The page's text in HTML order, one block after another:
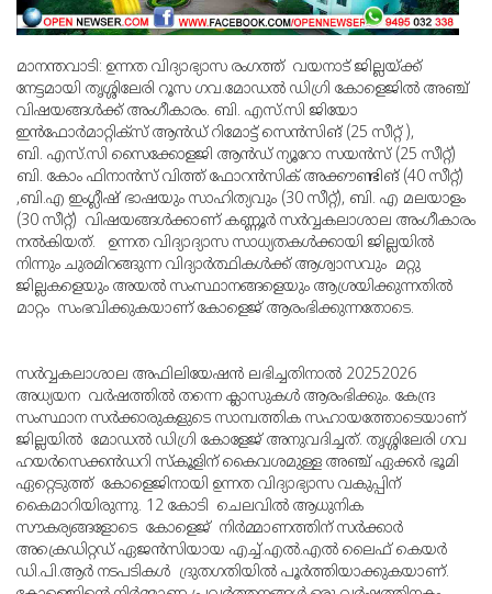
മാനന്തവാടി: ഉന്നത വിദ്യാഭ്യാസ രംഗത്ത് വയനാട് ജില്ലയ്ക്ക്
നേട്ടമായി തൃശ്ശിലേരി റൂസ ഗവ.മോഡല്‍ ഡിഗ്രി കോളെജില്‍ അഞ്ച്
വിഷയങ്ങള്‍ക്ക് അംഗീകാരം. ബി. എസ്.സി ജിയോ
ഇന്‍ഫോര്‍മാറ്റിക്‌സ് ആന്‍ഡ് റിമോട്ട് സെന്‍സിങ് (25 സീറ്റ് ),
ബി. എസ്.സി സൈക്കോളജി ആന്‍ഡ് ന്യൂറോ സയന്‍സ് (25 സീറ്റ്)
ബി. കോം ഫിനാന്‍സ് വിത്ത് ഫോറന്‍സിക് അക്കൗണ്ടിങ് (40 സീറ്റ്)
,ബി.എ ഇംഗ്ലീഷ് ഭാഷയും സാഹിത്യവും (30 സീറ്റ്), ബി. എ മലയാളം
(30 സീറ്റ്) വിഷയങ്ങള്‍ക്കാണ് കണ്ണൂര്‍ സര്‍വ്വകലാശാല അംഗീകാരം
നല്‍കിയത്. ഉന്നത വിദ്യാദ്യാസ സാധ്യതകള്‍ക്കായി ജില്ലയില്‍
നിന്നും ചുരമിറങ്ങുന്ന വിദ്യാര്‍ത്ഥികള്‍ക്ക് ആശ്വാസവും മറ്റു
ജില്ലകളെയും അയല്‍ സംസ്ഥാനങ്ങളെയും ആശ്രയിക്കുന്നതില്‍
മാറ്റം സംഭവിക്കുകയാണ് കോളെജ് ആരംഭിക്കുന്നതോടെ.
സര്‍വ്വകലാശാല അഫിലിയേഷന്‍ ലഭിച്ചതിനാല്‍ 20252026
അധ്യയന വര്‍ഷത്തില്‍ തന്നെ ക്ലാസുകള്‍ ആരംഭിക്കും. കേന്ദ്ര
സംസ്ഥാന സര്‍ക്കാരുകളുടെ സാമ്പത്തിക സഹായത്തോടെയാണ്
ജില്ലയില്‍ മോഡല്‍ ഡിഗ്രി കോളേജ് അനുവദിച്ചത്. തൃശ്ശിലേരി ഗവ
ഹയര്‍സെക്കന്‍ഡറി സ്‌കൂളിന് കൈവശമുള്ള അഞ്ച് ഏക്കര്‍ ഭൂമി
ഏറ്റെടുത്ത് കോളെജിനായി ഉന്നത വിദ്യാഭ്യാസ വകുപ്പിന്
കൈമാറിയിരുന്നു. 12 കോടി ചെലവില്‍ ആധുനിക
സൗകര്യങ്ങളോടെ കോളെജ് നിര്‍മ്മാണത്തിന് സര്‍ക്കാര്‍
അക്രെഡിറ്റഡ് ഏജന്‍സിയായ എച്ച്.എല്‍.എല്‍ ലൈഫ് കെയര്‍
ഡി.പി.ആര്‍ നടപടികള്‍ ദ്രുതഗതിയില്‍ പൂര്‍ത്തിയാക്കുകയാണ്.